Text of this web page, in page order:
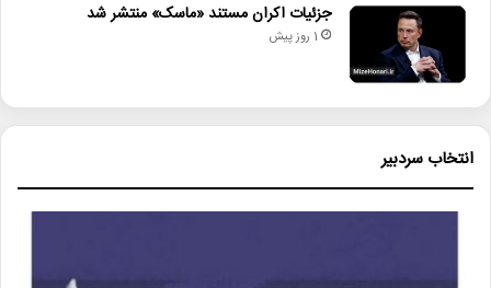
لینک خبر
جزئیات اکران مستند «ماسک» منتشر شد
1 روز پیش
انتخاب سردبیر